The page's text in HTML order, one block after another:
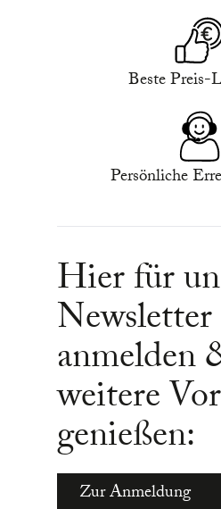
Beste Preis-
Persönliche
Hier für
Newsletter
anmelden
weitere
genießen:
Zur Anmeldung